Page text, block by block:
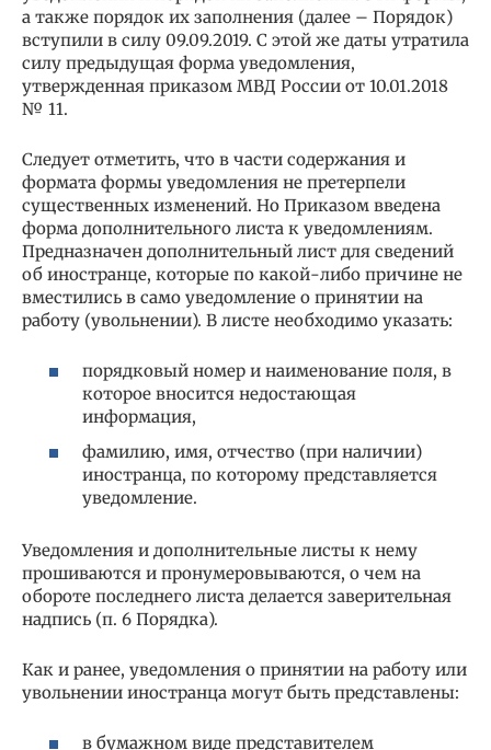
а также порядок их заполнения (далее – Порядок)
вступили в силу 09.09.2019. С этой же даты утратила
силу предыдущая форма уведомления,
утвержденная приказом МВД России от 10.01.2018
№ 11.
Следует отметить, что в части содержания и
формата формы уведомления не претерпели
существенных изменений. Но Приказом введена
форма дополнительного листа к уведомлениям.
Предназначен дополнительный лист для сведений
об иностранце, которые по какой-либо причине не
вместились в само уведомление о принятии на
работу (увольнении). В листе необходимо указать:
порядковый номер и наименование поля, в
которое вносится недостающая
информация,
фамилию, имя, отчество (при наличии)
иностранца, по которому представляется
уведомление.
Уведомления и дополнительные листы к нему
прошиваются и пронумеровываются, о чем на
обороте последнего листа делается заверительная
надпись (п. 6 Порядка).
Как и ранее, уведомления о принятии на работу или
увольнении иностранца могут быть представлены:
в бумажном виде представителем